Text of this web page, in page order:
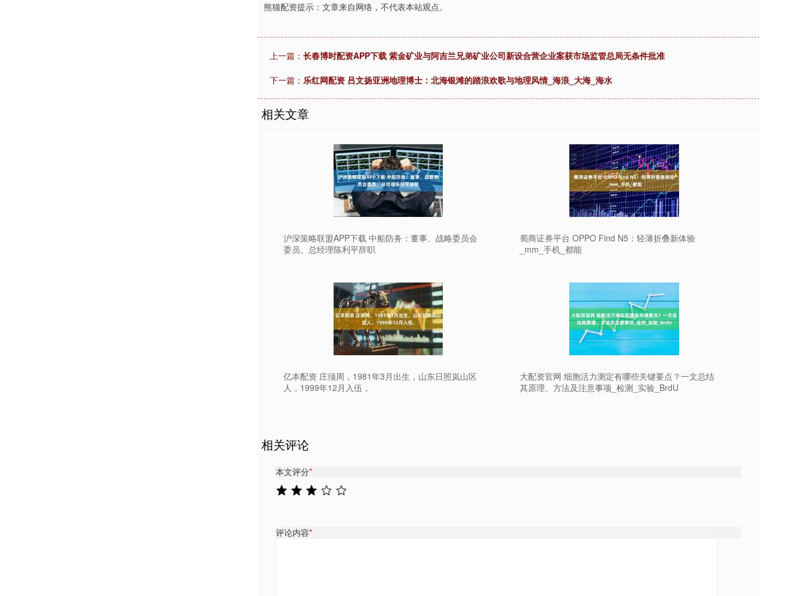
熊猫配资提示：文章来自网络，不代表本站观点。
上一篇： 长春博时配资APP下载 紫金矿业与阿吉兰兄弟矿业公司新设合营企业案获市场监管总局无条件批准
下一篇： 乐红网配资 吕文扬亚洲地理博士：北海银滩的踏浪欢歌与地理风情_海浪_大海_海水
相关文章
沪深策略联盟APP下载 中船防务：董事、战略委员会
委员、总经理陈利平辞职
蜀商证券平台 OPPO Find N5：轻薄折叠新体验
_mm_手机_都能
亿本配资 庄须周，1981年3月出生，山东日照岚山区
人，1999年12月入伍，
大配资官网 细胞活力测定有哪些关键要点？一文总结
其原理、方法及注意事项_检测_实验_BrdU
相关评论
本文评分*
评论内容*